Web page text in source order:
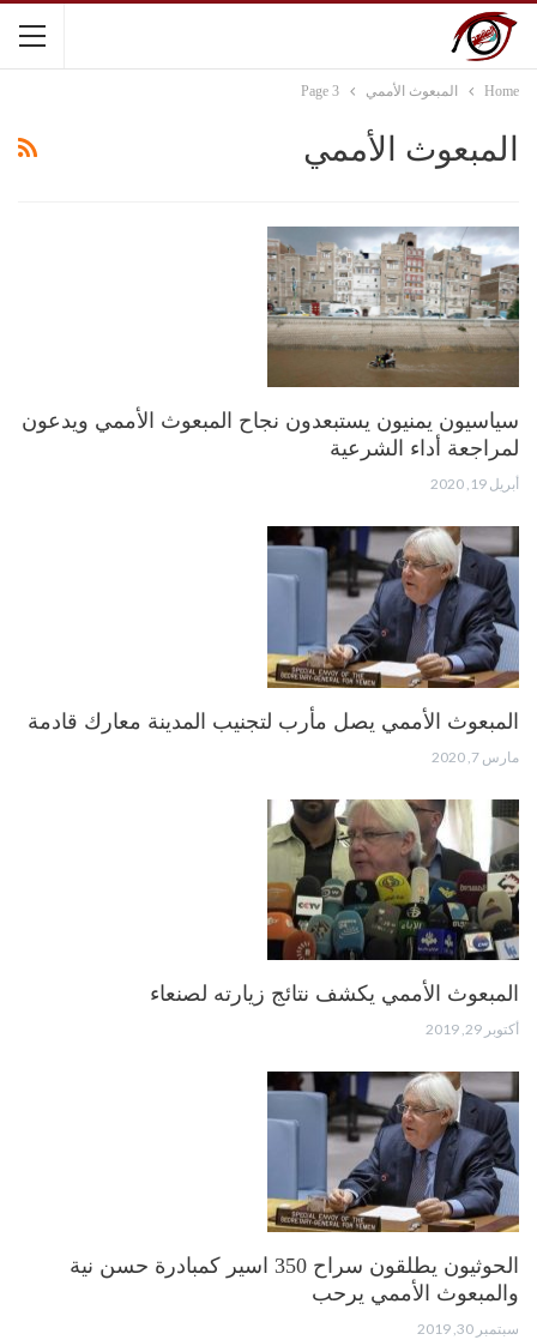
Home المبعوث الأممي Page 3
المبعوث الأممي
سياسيون يمنيون يستبعدون نجاح المبعوث الأممي ويدعون
لمراجعة أداء الشرعية
أبريل 19, 2020
المبعوث الأممي يصل مأرب لتجنيب المدينة معارك قادمة
مارس 7, 2020
المبعوث الأممي يكشف نتائج زيارته لصنعاء
أكتوبر 29, 2019
الحوثيون يطلقون سراح 350 اسير كمبادرة حسن نية
والمبعوث الأممي يرحب
سبتمبر 30, 2019